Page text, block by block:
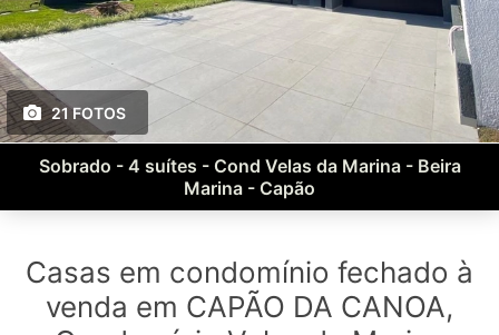
21 FOTOS
Sobrado - 4 suítes - Cond Velas da Marina - Beira
Marina - Capão
Casas em condomínio fechado à
venda em CAPÃO DA CANOA,